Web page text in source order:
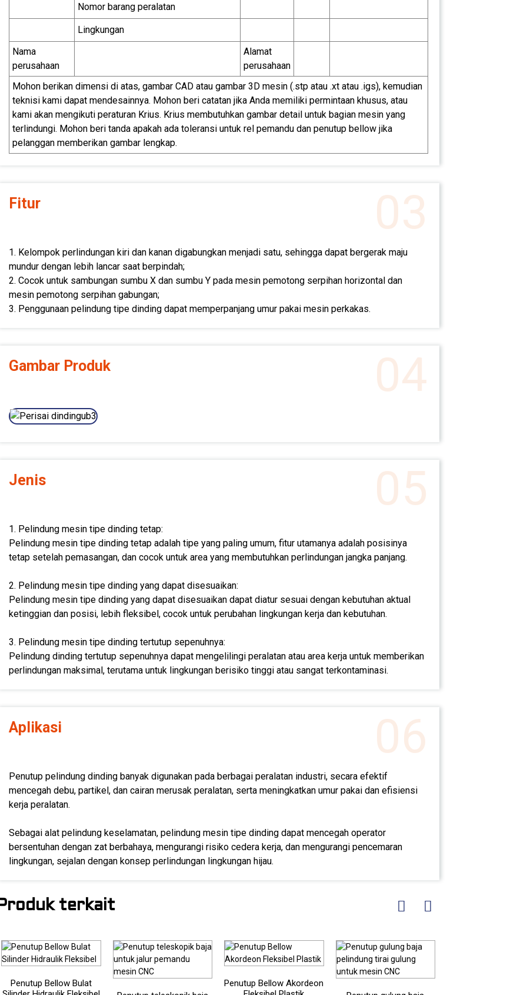
Nomor barang peralatan
Lingkungan
Nama
perusahaan
Alamat
perusahaan
Mohon berikan dimensi di atas, gambar CAD atau gambar 3D mesin (.stp atau .xt atau .igs), kemudian
teknisi kami dapat mendesainnya. Mohon beri catatan jika Anda memiliki permintaan khusus, atau
kami akan mengikuti peraturan Krius. Krius membutuhkan gambar detail untuk bagian mesin yang
terlindungi. Mohon beri tanda apakah ada toleransi untuk rel pemandu dan penutup bellow jika
pelanggan memberikan gambar lengkap.
03
Fitur
1. Kelompok perlindungan kiri dan kanan digabungkan menjadi satu, sehingga dapat bergerak maju
mundur dengan lebih lancar saat berpindah;
2. Cocok untuk sambungan sumbu X dan sumbu Y pada mesin pemotong serpihan horizontal dan
mesin pemotong serpihan gabungan;
3. Penggunaan pelindung tipe dinding dapat memperpanjang umur pakai mesin perkakas.
04
Gambar Produk
05
Jenis
1. Pelindung mesin tipe dinding tetap:
Pelindung mesin tipe dinding tetap adalah tipe yang paling umum, fitur utamanya adalah posisinya
tetap setelah pemasangan, dan cocok untuk area yang membutuhkan perlindungan jangka panjang.
2. Pelindung mesin tipe dinding yang dapat disesuaikan:
Pelindung mesin tipe dinding yang dapat disesuaikan dapat diatur sesuai dengan kebutuhan aktual
ketinggian dan posisi, lebih fleksibel, cocok untuk perubahan lingkungan kerja dan kebutuhan.
3. Pelindung mesin tipe dinding tertutup sepenuhnya:
Pelindung dinding tertutup sepenuhnya dapat mengelilingi peralatan atau area kerja untuk memberikan
perlindungan maksimal, terutama untuk lingkungan berisiko tinggi atau sangat terkontaminasi.
06
Aplikasi
Penutup pelindung dinding banyak digunakan pada berbagai peralatan industri, secara efektif
mencegah debu, partikel, dan cairan merusak peralatan, serta meningkatkan umur pakai dan efisiensi
kerja peralatan.
Sebagai alat pelindung keselamatan, pelindung mesin tipe dinding dapat mencegah operator
bersentuhan dengan zat berbahaya, mengurangi risiko cedera kerja, dan mengurangi pencemaran
lingkungan, sejalan dengan konsep perlindungan lingkungan hijau.
terkait
Penutup Bellow Bulat
Penutup Bellow Akordeon